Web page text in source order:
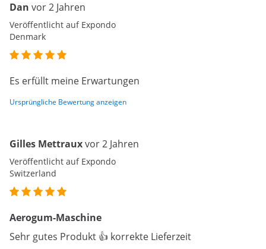
Dan vor 2 Jahren
Veröffentlicht auf Expondo
Denmark
Es erfüllt meine Erwartungen
Ursprüngliche Bewertung anzeigen
Gilles Mettrauxvor 2 Jahren
Veröffentlicht auf Expondo
Switzerland
Aerogum-Maschine
Sehr gutes Produkt 👍 korrekte Lieferzeit